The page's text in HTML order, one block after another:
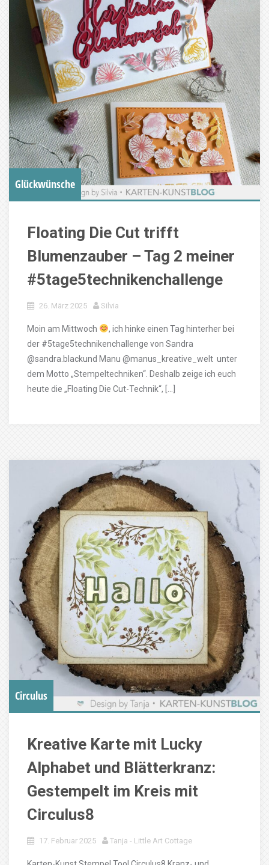
Glückwünsche
Floating Die Cut trifft
Blumenzauber – Tag 2 meiner
#5tage5technikenchallenge
26. März 2025 Silvia
Moin am Mittwoch
, ich hinke einen Tag hinterher bei
der #5tage5technikenchallenge von Sandra
@sandra.blackund Manu @manus_kreative_welt unter
dem Motto „Stempeltechniken“. Deshalb zeige ich euch
heute die „Floating Die Cut-Technik“, […]
Circulus
Kreative Karte mit Lucky
Alphabet und Blätterkranz:
Gestempelt im Kreis mit
Circulus8
17. Februar 2025 Tanja - Little Art Cottage